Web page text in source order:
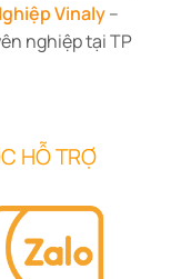
Vinaly–
nghiệp tại TP
HỖ TRỢ